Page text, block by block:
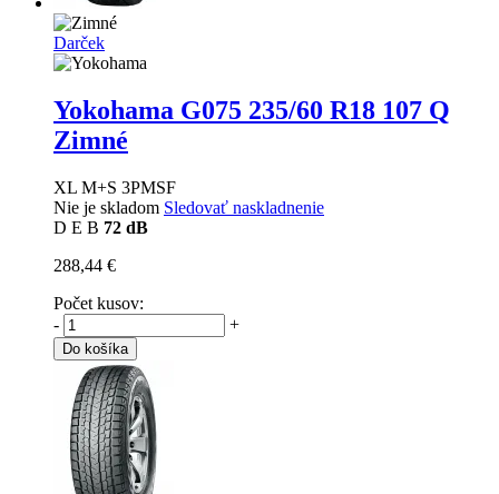
Darček
Yokohama G075 235/60 R18 107 Q
Zimné
XL M+S 3PMSF
Nie je skladom Sledovať naskladnenie
D E B 72 dB
288,44 €
Počet kusov:
-
+
Do košíka